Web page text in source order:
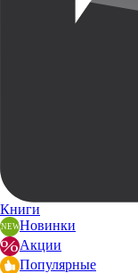
Книги
Новинки
Акции
Популярные